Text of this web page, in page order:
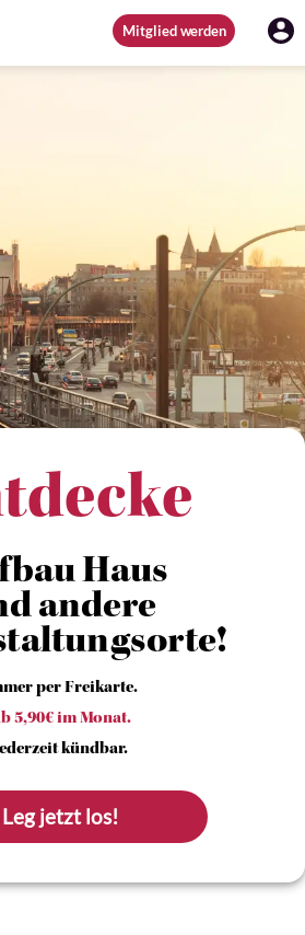
Mitglied werden
Haus
andere
per Freikarte.
5,90€ im Monat.
kündbar.
Leg jetzt los!